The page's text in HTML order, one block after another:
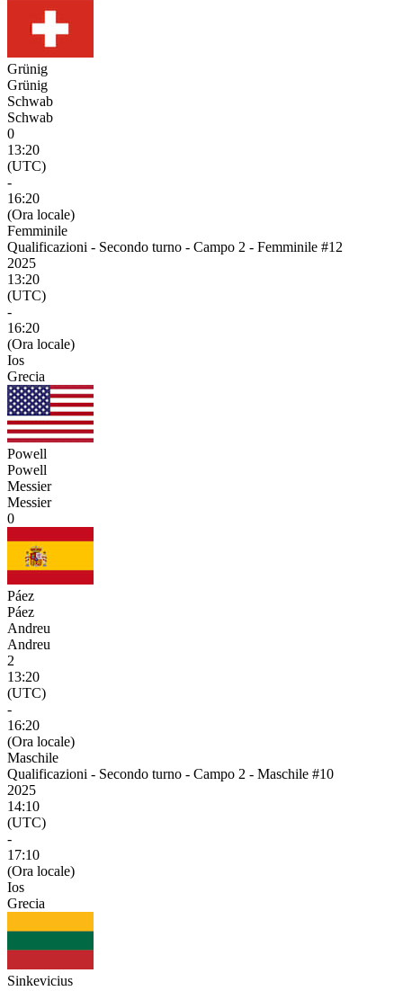
Grünig
Grünig
Schwab
Schwab
0
13:20
(UTC)
-
16:20
(Ora locale)
Femminile
Qualificazioni - Secondo turno - Campo 2 - Femminile #12
2025
13:20
(UTC)
-
16:20
(Ora locale)
Ios
Grecia
Powell
Powell
Messier
Messier
0
Páez
Páez
Andreu
Andreu
2
13:20
(UTC)
-
16:20
(Ora locale)
Maschile
Qualificazioni - Secondo turno - Campo 2 - Maschile #10
2025
14:10
(UTC)
-
17:10
(Ora locale)
Ios
Grecia
Sinkevicius